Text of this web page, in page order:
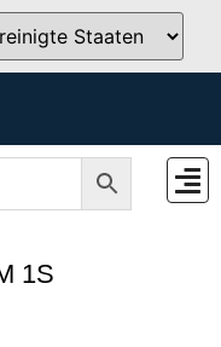
info@teutschtech.com
1S